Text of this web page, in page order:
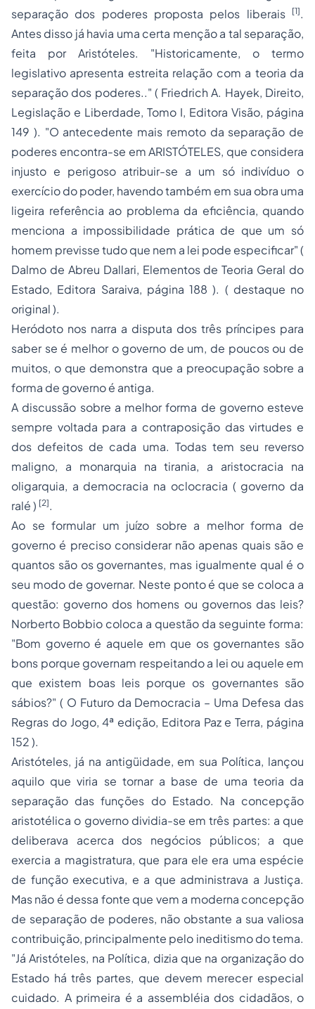
separação dos poderes proposta pelos liberais
[1].
Antes disso já havia uma certa menção a tal separação,
feita por Aristóteles. "Historicamente, o termo
legislativo apresenta estreita relação com a teoria da
separação dos poderes.." ( Friedrich A. Hayek, Direito,
Legislação e Liberdade, Tomo I, Editora Visão, página
149 ). "O antecedente mais remoto da separação de
poderes encontra-se em ARISTÓTELES, que considera
injusto e perigoso atribuir-se a um só indivíduo o
exercício do poder, havendo também em sua obra uma
ligeira referência ao problema da eficiência, quando
menciona a impossibilidade prática de que um só
homem previsse tudo que nem a lei pode especificar"(
Dalmo de Abreu Dallari, Elementos de Teoria Geral do
Estado, Editora Saraiva, página 188 ). ( destaque no
original ).
Heródoto nos narra a disputa dos três príncipes para
saber se é melhor o governo de um, de poucos ou de
muitos, o que demonstra que a preocupação sobre a
forma de governo é antiga.
A discussão sobre a melhor forma de governo esteve
sempre voltada para a contraposição das virtudes e
dos defeitos de cada uma. Todas tem seu reverso
maligno, a monarquia na tirania, a aristocracia na
oligarquia, a democracia na oclocracia ( governo da
ralé ) [2].
Ao se formular um juízo sobre a melhor forma de
governo é preciso considerar não apenas quais são e
quantos são os governantes, mas igualmente qual é o
seu modo de governar. Neste ponto é que se coloca a
questão: governo dos homens ou governos das leis?
Norberto Bobbio coloca a questão da seguinte forma:
"Bom governo é aquele em que os governantes são
bons porque governam respeitando a lei ou aquele em
que existem boas leis porque os governantes são
sábios?" ( O Futuro da Democracia – Uma Defesa das
Regras do Jogo, 4ª edição, Editora Paz e Terra, página
152 ).
Aristóteles, já na antigüidade, em sua Política, lançou
aquilo que viria se tornar a base de uma teoria da
separação das funções do Estado. Na concepção
aristotélica o governo dividia-se em três partes: a que
deliberava acerca dos negócios públicos; a que
exercia a magistratura, que para ele era uma espécie
de função executiva, e a que administrava a Justiça.
Mas não é dessa fonte que vem a moderna concepção
de separação de poderes, não obstante a sua valiosa
contribuição, principalmente pelo ineditismo do tema.
"Já Aristóteles, na Política, dizia que na organização do
Estado há três partes, que devem merecer especial
cuidado. A primeira é a assembléia dos cidadãos, o